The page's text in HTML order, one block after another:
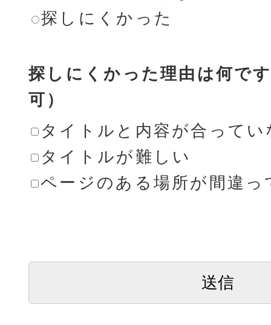
探しにくかった
探しにくかった理由は何で
可）
タイトルと内容が合ってい
タイトルが難しい
ページのある場所が間違っ